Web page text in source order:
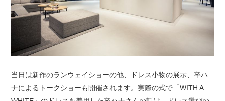
当日は新作のランウェイショーの他、ドレス小物の展示、卒ハ
ナによるトークショーも開催されます。実際の式で「WITH A